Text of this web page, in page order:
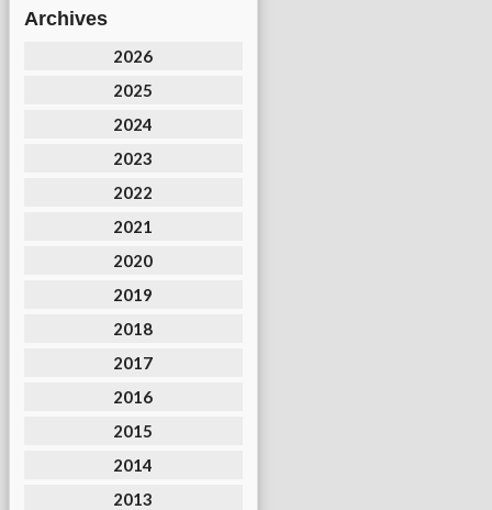
Archives
2026
2025
2024
2023
2022
2021
2020
2019
2018
2017
2016
2015
2014
2013